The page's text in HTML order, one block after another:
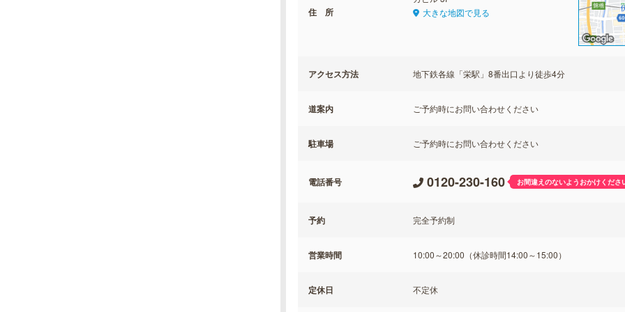
住 所
大きな地図で見る
アクセス方法 地下鉄各線「栄駅」8番出口より徒歩4分
道案内 ご予約時にお問い合わせください
駐車場 ご予約時にお問い合わせください
電話番号 0120-230-160 お間違えのないようおかけくださ
予約 完全予約制
営業時間 10:00～20:00（休診時間14:00～15:00）
定休日 不定休